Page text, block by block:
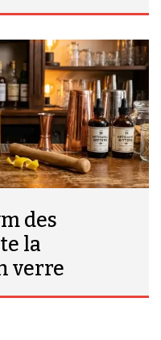
des
la
verre